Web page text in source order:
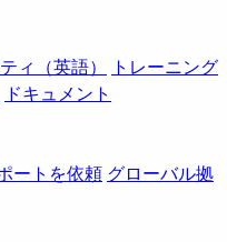
ィ（英語）
トレーニング
ドキュメント
ートを依頼 グローバル拠